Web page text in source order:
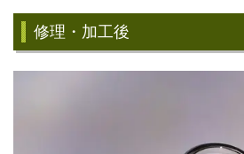
修理・加工後